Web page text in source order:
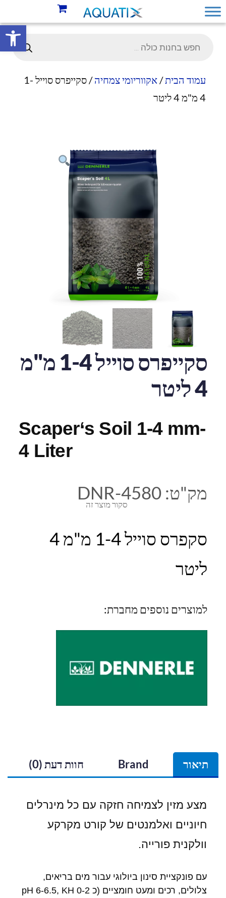
פתח
עמוד הבית/אקווריומי צמחיה
/ סקייפרס סוייל 1-
4 מ"מ 4 ליטר
סקייפרס סוייל 1-4 מ"מ
4 ליטר
Scaper‘s Soil 1-4 mm-
4 Liter
סקור מוצר זה
מק"ט: DNR-4580
סקפרס סוייל 1-4 מ"מ 4
ליטר
למוצרים נוספים מחברת:
תיאור Brand חוות דעת (0)
מצע מזין לצמיחה חזקה עם כל מינרלים
חיוניים ואלמנטים של קורט מקרקע
וולקנית פורייה.
עם פונקציית סינון ביולוגי עבור מים בריאים,
צלולים, רכים ומעט חומציים (כ pH 6-6.5, KH 0-2